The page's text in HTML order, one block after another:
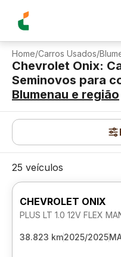
Home/Carros Usados/
Chevrolet Onix:
Seminovos para
Blumenau e região
25 veículos
CHEVROLET ONIX
PLUS LT 1.0 12V FLEX
38.823 km2025/2025